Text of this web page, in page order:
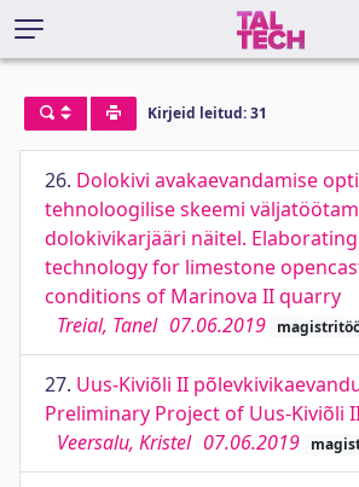
Kirjeid leitud: 31
26. Dolokivi avakaevandamise
tehnoloogilise skeemi
dolokivikarjääri näitel.
technology for limestone
conditions of Marinova II quarry
Treial, Tanel 07.06.2019
27. Uus-Kiviõli II
Preliminary Project of Uus-Kiviõli
Veersalu, Kristel 07.06.2019